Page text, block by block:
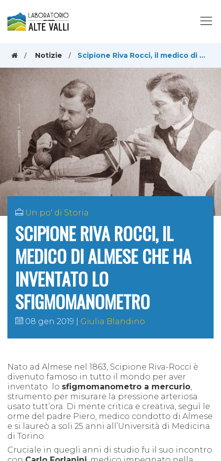
Notizie Scipione Riva Rocci, il medico di Almese che ha inventato lo sfigmomanometro
Un po' di Storia
SCIPIONE RIVA ROCCI, IL
MEDICO DI ALMESE CHE HA
INVENTATO LO
SFIGMOMANOMETRO
08 gen 2019 Giulia Blandino
Nato ad Almese nel 1863, Scipione Riva-Rocci è
divenuto famoso in tutto il mondo per aver
inventato lo sfigmomanometro a mercurio
strumento per misurare la pressione arteriosa
usato tutt’ora. Di mente critica e creativa, seguì le
orme del padre Piero, medico condotto di Almese
e si laureò a soli 25 anni all’Università di Medicina
di Torino.
Cruciale in quegli anni di studio fu il suo incontro